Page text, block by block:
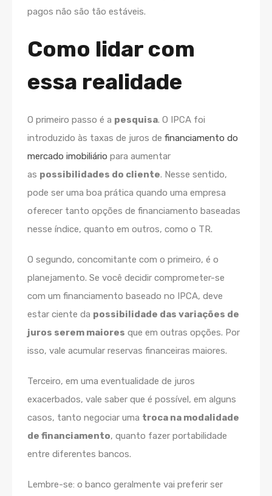
pagos não são tão estáveis.
Como lidar com
essa realidade
O primeiro passo é a pesquisa. O IPCA foi
introduzido às taxas de juros de financiamento do
mercado imobiliário para aumentar
as possibilidades do cliente. Nesse sentido,
pode ser uma boa prática quando uma empresa
oferecer tanto opções de financiamento baseadas
nesse índice, quanto em outros, como o TR.
O segundo, concomitante com o primeiro, é o
planejamento. Se você decidir comprometer-se
com um financiamento baseado no IPCA, deve
estar ciente da possibilidade das variações de
juros serem maiores que em outras opções. Por
isso, vale acumular reservas financeiras maiores.
Terceiro, em uma eventualidade de juros
exacerbados, vale saber que é possível, em alguns
casos, tanto negociar uma troca na modalidade
de financiamento, quanto fazer portabilidade
entre diferentes bancos.
Lembre-se: o banco geralmente vai preferir ser